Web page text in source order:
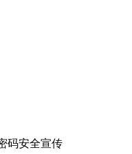
码安全宣传